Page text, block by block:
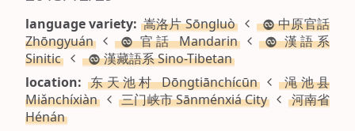
language variety: 嵩洛片 Sōngluò
中原官話
Zhōngyuán
官話 Mandarin
漢語系
Sinitic
漢藏語系 Sino-Tibetan
location:东天池村 Dōngtiānchícūn
渑池县
Miǎnchíxiàn
三门峡市 Sānménxiá City
河南省
Hénán